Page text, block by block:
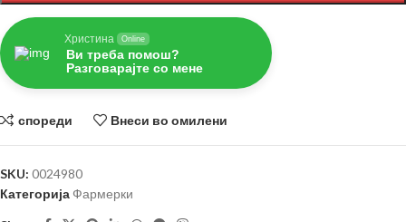
Христина Online
Ви треба помош?
Разговарајте со мене
спореди Внеси во омилени
SKU: 0024980
Категорија Фармерки